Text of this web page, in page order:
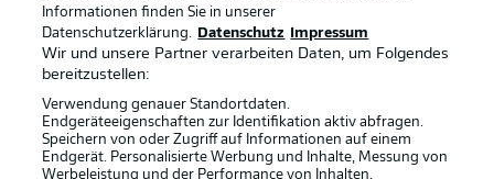
AGB
Informationen finden Sie in unserer
Datenschutzerklärung.
Datenschutz Impressum
Wir und unsere Partner verarbeiten Daten, um Folgendes
bereitzustellen:
Verwendung genauer Standortdaten.
Endgeräteeigenschaften zur Identifikation aktiv abfragen.
Speichern von oder Zugriff auf Informationen auf einem
Endgerät. Personalisierte Werbung und Inhalte, Messung von
Werbeleistung und der Performance von Inhalten,